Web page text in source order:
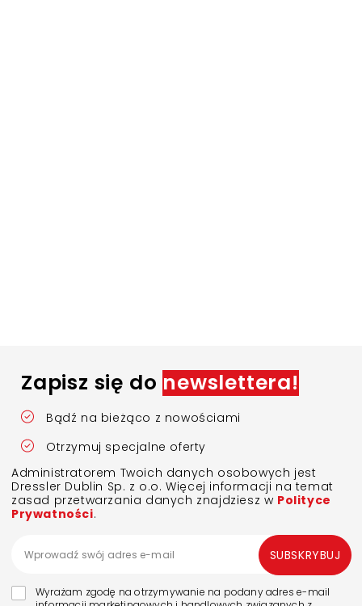
Zapisz się do newslettera!
Bądź na bieżąco z nowościami
Otrzymuj specjalne oferty
Administratorem Twoich danych osobowych jest
Dressler Dublin Sp. z o.o. Więcej informacji na temat
zasad przetwarzania danych znajdziesz w Polityce
Prywatności.
Wyrażam zgodę na otrzymywanie na podany adres e-mail
SUBSKRYBUJ